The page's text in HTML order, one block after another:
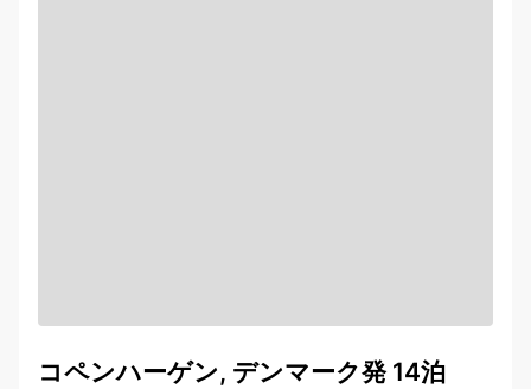
コペンハーゲン, デンマーク発 14泊